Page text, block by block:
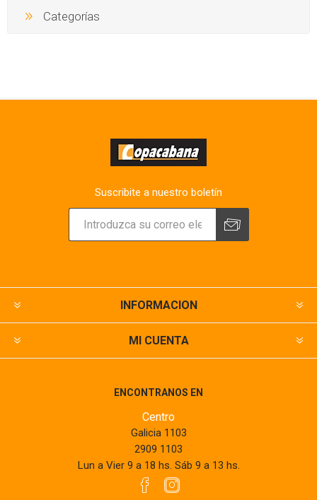
Categorías
Suscribite a nuestro boletín
INFORMACION
MI CUENTA
ENCONTRANOS EN
Centro
Galicia 1103
2909 1103
Lun a Vier 9 a 18 hs. Sáb 9 a 13 hs.